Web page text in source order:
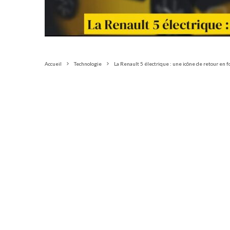
Accueil Technologie La Renault 5 électrique : une icône de retour en